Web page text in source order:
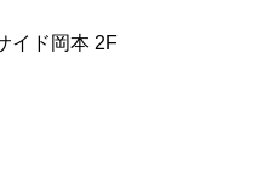
イド岡本 2F